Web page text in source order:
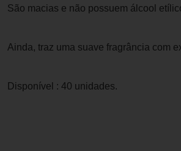
São macias e não possuem álcool
Ainda, traz uma suave fragrância com
Disponível : 40 unidades.